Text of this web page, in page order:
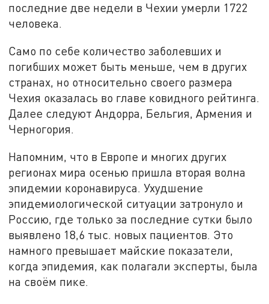
последние две недели в Чехии умерли 1722
человека.
Само по себе количество заболевших и
погибших может быть меньше, чем в других
странах, но относительно своего размера
Чехия оказалась во главе ковидного рейтинга.
Далее следуют Андорра, Бельгия, Армения и
Черногория.
Напомним, что в Европе и многих других
регионах мира осенью пришла вторая волна
эпидемии коронавируса. Ухудшение
эпидемиологической ситуации затронуло и
Россию, где только за последние сутки было
выявлено 18,6 тыс. новых пациентов. Это
намного превышает майские показатели,
когда эпидемия, как полагали эксперты, была
на своём пике.